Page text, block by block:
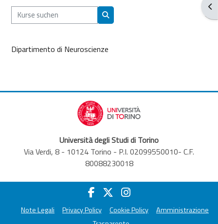
Kurse suchen
Kurse suchen
Dipartimento di Neuroscienze
Università degli Studi di Torino
Via Verdi, 8 - 10124 Torino - P.I. 02099550010- C.F.
80088230018
Note Legali Privacy Policy Cookie Policy
Amministrazione